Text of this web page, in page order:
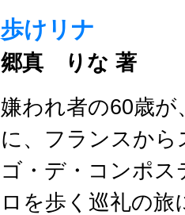
歩けリナ
郷真 りな 著
嫌われ者の60歳が
に、フランスか
ゴ・デ・コンポ
ロを歩く巡礼の